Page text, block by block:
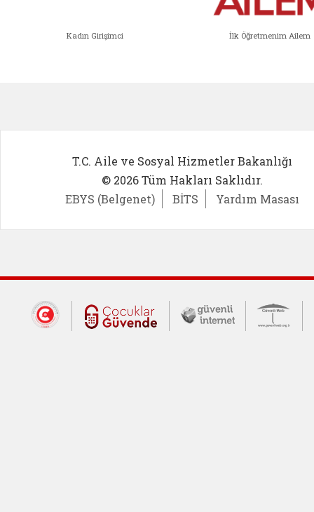
Kadın Girişimci İlk Öğretmenim Ailem
T.C. Aile ve Sosyal Hizmetler Bakanlığı
© 2026 Tüm Hakları Saklıdır.
EBYS (Belgenet)
BİTS Yardım Masası
Dış Bağlantılar
Cumhurbaşkanlığı İletişim Merkezi
Çocuklar Güvende (yeni
Güvenli